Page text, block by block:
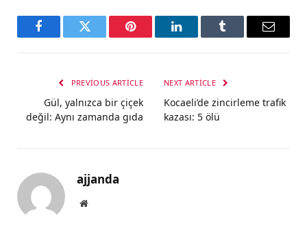
FacebookTwitter Pinterest LinkedInTumblr Email
PREVIOUS ARTICLE
Gül, yalnızca bir çiçek
değil: Aynı zamanda gıda
NEXT ARTICLE
Kocaeli’de zincirleme trafik
kazası: 5 ölü
ajjanda
Website